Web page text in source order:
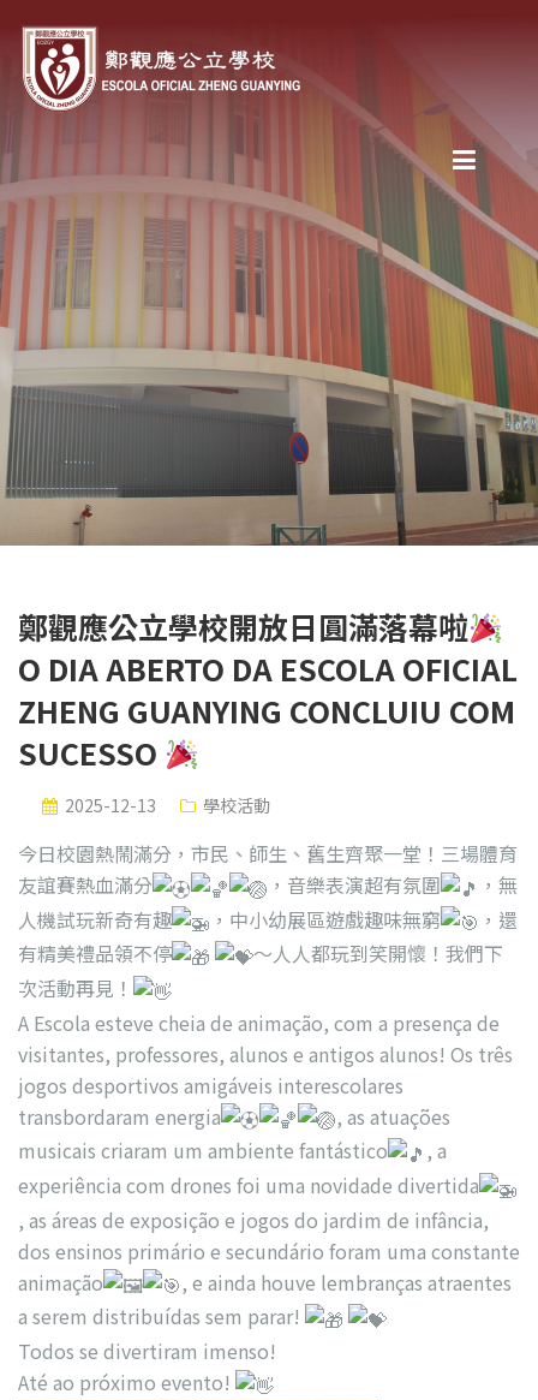
鄭觀應公立學校開放日圓滿落幕啦
O DIA ABERTO DA ESCOLA OFICIAL
ZHENG GUANYING CONCLUIU COM
SUCESSO
2025-12-13 學校活動
今日校園熱鬧滿分，市民、師生、舊生齊聚一堂！三場體育
友誼賽熱血滿分
，音樂表演超有氛圍
，無
人機試玩新奇有趣
，中小幼展區遊戲趣味無窮
，還
有精美禮品領不停
～人人都玩到笑開懷！我們下
次活動再見！
A Escola esteve cheia de animação, com a presença de
visitantes, professores, alunos e antigos alunos! Os três
jogos desportivos amigáveis interescolares
transbordaram energia
, as atuações
musicais criaram um ambiente fantástico
, a
experiência com drones foi uma novidade divertida
, as áreas de exposição e jogos do jardim de infância,
dos ensinos primário e secundário foram uma constante
animação
, e ainda houve lembranças atraentes
a serem distribuídas sem parar!
Todos se divertiram imenso!
Até ao próximo evento!